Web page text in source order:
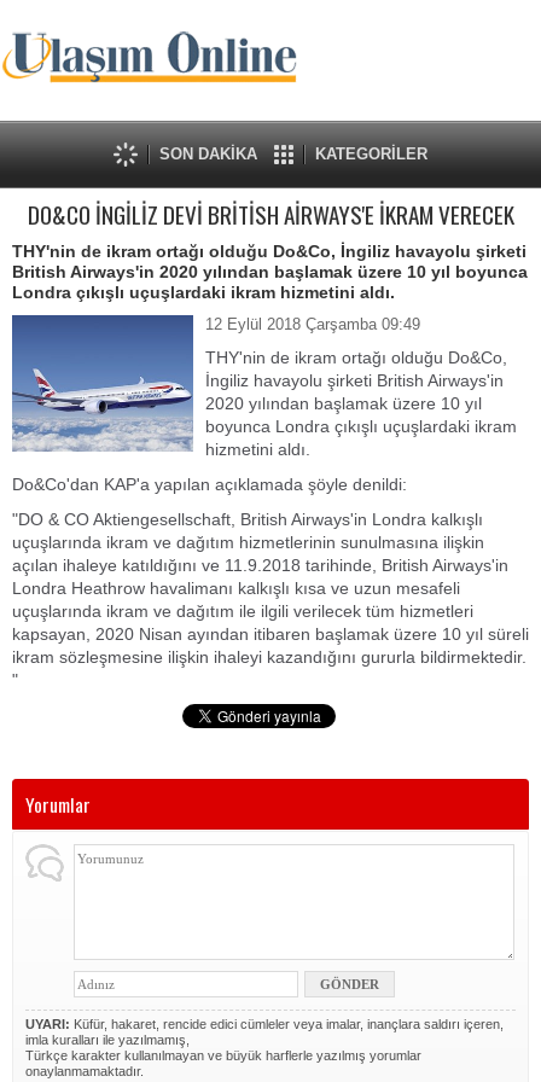
SON DAKİKA KATEGORİLER
DO&CO İNGİLİZ DEVİ BRİTİSH AİRWAYS'E İKRAM VERECEK
THY'nin de ikram ortağı olduğu Do&Co, İngiliz havayolu şirketi
British Airways'in 2020 yılından başlamak üzere 10 yıl boyunca
Londra çıkışlı uçuşlardaki ikram hizmetini aldı.
12 Eylül 2018 Çarşamba 09:49
​THY'nin de ikram ortağı olduğu Do&Co,
İngiliz havayolu şirketi British Airways'in
2020 yılından başlamak üzere 10 yıl
boyunca Londra çıkışlı uçuşlardaki ikram
hizmetini aldı.
Do&Co'dan KAP'a yapılan açıklamada şöyle denildi:
"DO & CO Aktiengesellschaft, British Airways'in Londra kalkışlı
uçuşlarında ikram ve dağıtım hizmetlerinin sunulmasına ilişkin
açılan ihaleye katıldığını ve 11.9.2018 tarihinde, British Airways'in
Londra Heathrow havalimanı kalkışlı kısa ve uzun mesafeli
uçuşlarında ikram ve dağıtım ile ilgili verilecek tüm hizmetleri
kapsayan, 2020 Nisan ayından itibaren başlamak üzere 10 yıl süreli
ikram sözleşmesine ilişkin ihaleyi kazandığını gururla bildirmektedir.
"
Yorumlar
UYARI: Küfür, hakaret, rencide edici cümleler veya imalar, inançlara saldırı içeren,
imla kuralları ile yazılmamış,
Türkçe karakter kullanılmayan ve büyük harflerle yazılmış yorumlar
onaylanmamaktadır.